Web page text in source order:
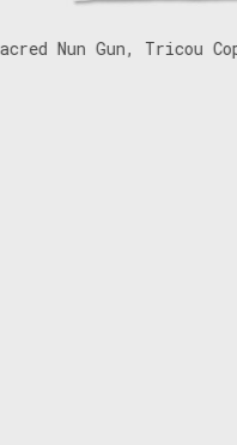
Nun Gun, Tricou Copii